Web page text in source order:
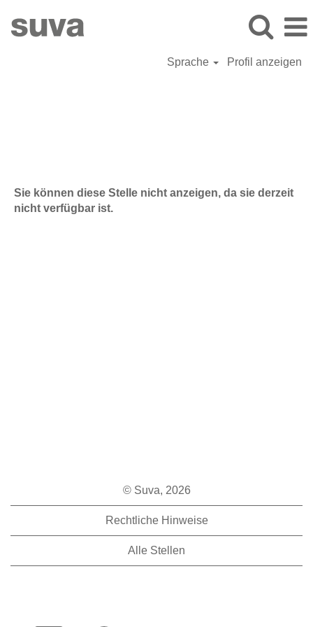
Sprache Profil anzeigen
Sie können diese Stelle nicht anzeigen, da sie derzeit
nicht verfügbar ist.
© Suva, 2026
Rechtliche Hinweise
Alle Stellen